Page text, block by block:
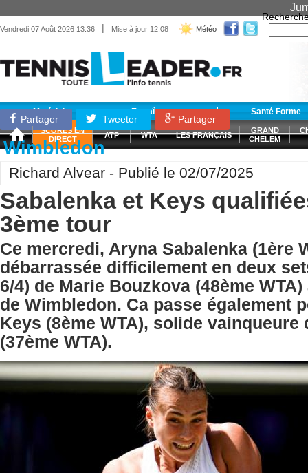
Vendredi 07 Août 2026 13:36 | Mise à jour 12:08 Météo
Matériel Entraînement Santé Forme
SCORES EN
DIRECT
ATP WTA LES FRANÇAIS
GRAND
CHELEM
Partager Tweeter Partager
Wimbledon
Richard Alvear - Publié le 02/07/2025
Sabalenka et Keys
3ème tour
Ce mercredi, Aryna Sabalenka (1ère
débarrassée difficilement en deux
6/4) de Marie Bouzkova (48ème
de Wimbledon. Ca passe également
Keys (8ème WTA), solide vainqueure
(37ème WTA).